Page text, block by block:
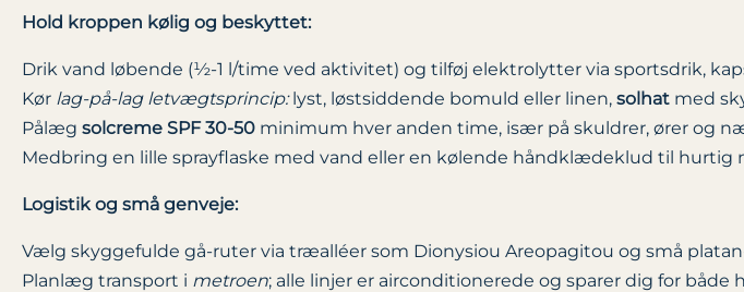
Hold kroppen kølig og beskyttet:
Drik vand løbende (½-1 l/time ved aktivitet) og tilføj elektrolytter via sportsdrik,
Kør lag-på-lag letvægtsprincip:lyst, løstsiddende bomuld eller linen, solhat med
Pålæg solcreme SPF 30-50 minimum hver anden time, især på skuldrer, ører og
Medbring en lille sprayflaske med vand eller en kølende håndklædeklud til hurtig
Logistik og små genveje:
Vælg skyggefulde gå-ruter via træalléer som Dionysiou Areopagitou og små
Planlæg transport i metroen; alle linjer er airconditionerede og sparer dig for både